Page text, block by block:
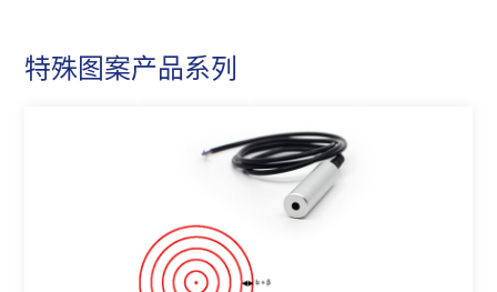
特殊图案产品系列